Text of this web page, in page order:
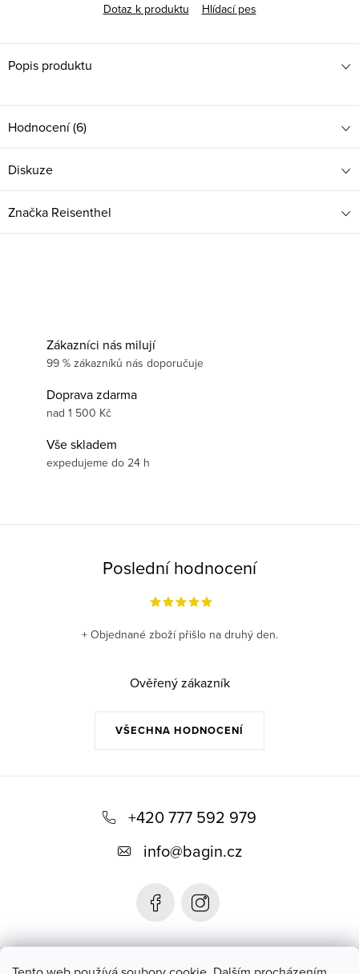
Dotaz k produktu
Hlídací pes
Popis produktu
Hodnocení (6)
Diskuze
Značka Reisenthel
Zákazníci nás milují
99 % zákazníků nás doporučuje
Doprava zdarma
nad 1 500 Kč
Vše skladem
expedujeme do 24 h
Poslední hodnocení
VŠECHNA HODNOCENÍ
+ Objednané zboží přišlo na druhý den.
Ověřený zákazník
+420 777 592 979
info@bagin.cz
Bagin.cz